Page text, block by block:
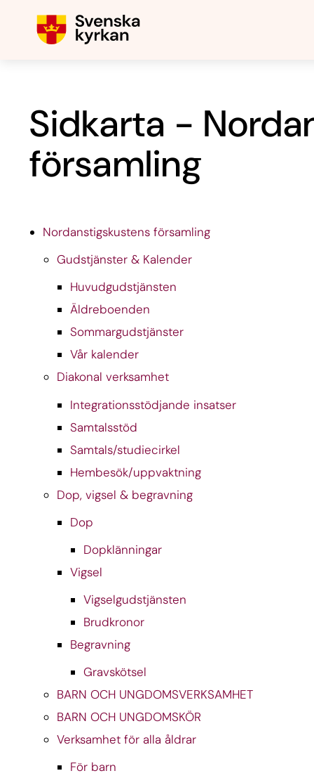
Sidkarta -
församling
Nordanstigskustens församling
Gudstjänster & Kalender
Huvudgudstjänsten
Äldreboenden
Sommargudstjänster
Vår kalender
Diakonal verksamhet
Integrationsstödjande insatser
Samtalsstöd
Samtals/studiecirkel
Hembesök/uppvaktning
Dop, vigsel & begravning
Dop
Dopklänningar
Vigsel
Vigselgudstjänsten
Brudkronor
Begravning
Gravskötsel
BARN OCH UNGDOMSVERKSAMHET
BARN OCH UNGDOMSKÖR
Verksamhet för alla åldrar
För barn